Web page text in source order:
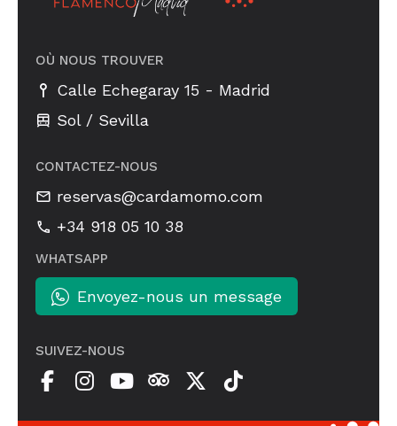
OÙ NOUS TROUVER
Calle Echegaray 15 - Madrid
Sol / Sevilla
CONTACTEZ-NOUS
reservas@cardamomo.com
+34 918 05 10 38
WHATSAPP
Envoyez-nous un message
SUIVEZ-NOUS